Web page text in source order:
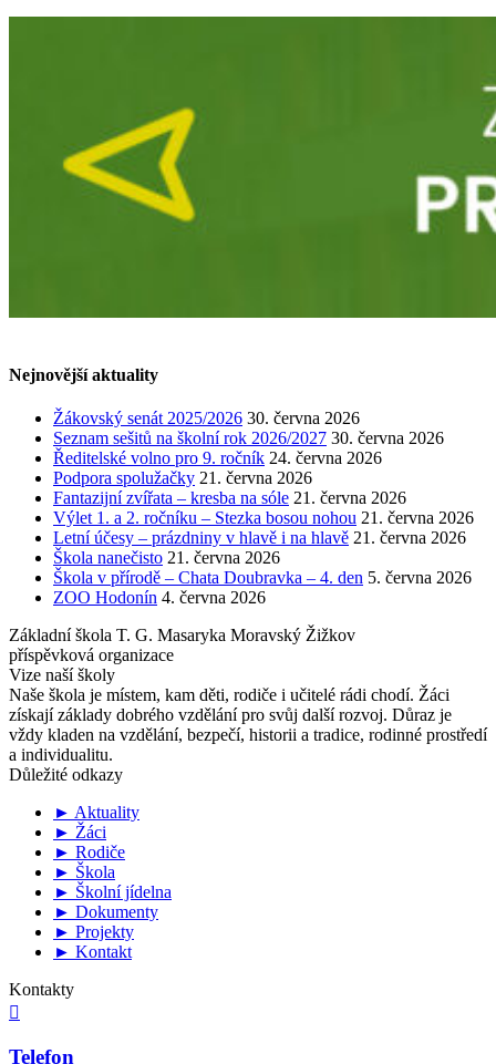
Nejnovější aktuality
Žákovský senát 2025/2026 30. června 2026
Seznam sešitů na školní rok 2026/2027 30. června 2026
Ředitelské volno pro 9. ročník 24. června 2026
Podpora spolužačky 21. června 2026
Fantazijní zvířata – kresba na sóle 21. června 2026
Výlet 1. a 2. ročníku – Stezka bosou nohou 21. června 2026
Letní účesy – prázdniny v hlavě i na hlavě 21. června 2026
Škola nanečisto 21. června 2026
Škola v přírodě – Chata Doubravka – 4. den 5. června 2026
ZOO Hodonín 4. června 2026
Základní škola T. G. Masaryka Moravský Žižkov
příspěvková organizace
Vize naší školy
Naše škola je místem, kam děti, rodiče i učitelé rádi chodí. Žáci
získají základy dobrého vzdělání pro svůj další rozvoj. Důraz je
vždy kladen na vzdělání, bezpečí, historii a tradice, rodinné prostředí
a individualitu.
Důležité odkazy
► Aktuality
► Žáci
► Rodiče
► Škola
► Školní jídelna
► Dokumenty
► Projekty
► Kontakt
Kontakty

Telefon